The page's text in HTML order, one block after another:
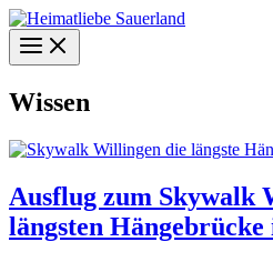
Wissen
Ausflug zum Skywalk
längsten Hängebrücke